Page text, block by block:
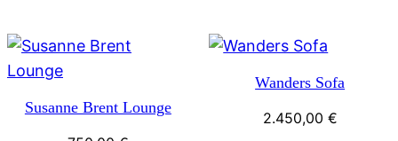
Susanne Brent Lounge
Wanders Sofa
2.450,00 €